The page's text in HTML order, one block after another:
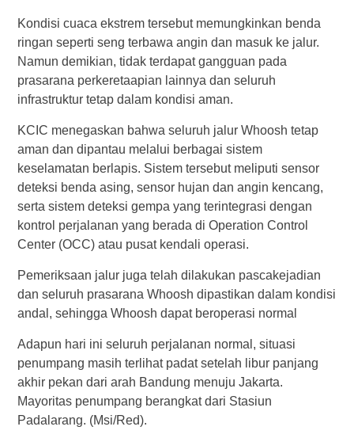
Kondisi cuaca ekstrem tersebut memungkinkan benda
ringan seperti seng terbawa angin dan masuk ke jalur.
Namun demikian, tidak terdapat gangguan pada
prasarana perkeretaapian lainnya dan seluruh
infrastruktur tetap dalam kondisi aman.
KCIC menegaskan bahwa seluruh jalur Whoosh tetap
aman dan dipantau melalui berbagai sistem
keselamatan berlapis. Sistem tersebut meliputi sensor
deteksi benda asing, sensor hujan dan angin kencang,
serta sistem deteksi gempa yang terintegrasi dengan
kontrol perjalanan yang berada di Operation Control
Center (OCC) atau pusat kendali operasi.
Pemeriksaan jalur juga telah dilakukan pascakejadian
dan seluruh prasarana Whoosh dipastikan dalam kondisi
andal, sehingga Whoosh dapat beroperasi normal
Adapun hari ini seluruh perjalanan normal, situasi
penumpang masih terlihat padat setelah libur panjang
akhir pekan dari arah Bandung menuju Jakarta.
Mayoritas penumpang berangkat dari Stasiun
Padalarang. (Msi/Red).